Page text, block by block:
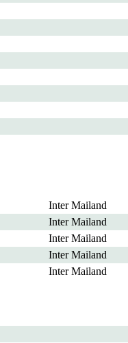
Inter Mailand
Inter Mailand
Inter Mailand
Inter Mailand
Inter Mailand